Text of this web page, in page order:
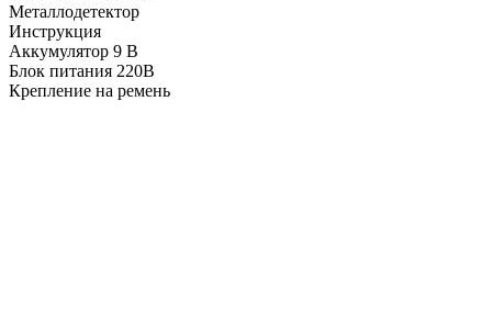
Металлодетектор
Инструкция
Аккумулятор 9 В
Блок питания 220В
Крепление на ремень